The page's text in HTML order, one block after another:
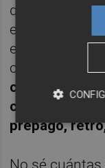
que se usan,
en la que
en coherencia
cuatro mil
cisgénero,
prepago,
No sé